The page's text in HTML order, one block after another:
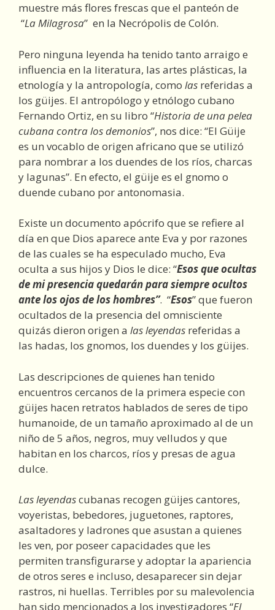
muestre más flores frescas que el panteón de
“La Milagrosa” en la Necrópolis de Colón.
Pero ninguna leyenda ha tenido tanto arraigo e
influencia en la literatura, las artes plásticas, la
etnología y la antropología, como las referidas a
los güijes. El antropólogo y etnólogo cubano
Fernando Ortiz, en su libro “Historia de una pelea
cubana contra los demonios”, nos dice: “El Güije
es un vocablo de origen africano que se utilizó
para nombrar a los duendes de los ríos, charcas
y lagunas”. En efecto, el güije es el gnomo o
duende cubano por antonomasia.
Existe un documento apócrifo que se refiere al
día en que Dios aparece ante Eva y por razones
de las cuales se ha especulado mucho, Eva
oculta a sus hijos y Dios le dice: “Esos que ocultas
de mi presencia quedarán para siempre ocultos
ante los ojos de los hombres”. “Esos” que fueron
ocultados de la presencia del omnisciente
quizás dieron origen a las leyendas referidas a
las hadas, los gnomos, los duendes y los güijes.
Las descripciones de quienes han tenido
encuentros cercanos de la primera especie con
güijes hacen retratos hablados de seres de tipo
humanoide, de un tamaño aproximado al de un
niño de 5 años, negros, muy velludos y que
habitan en los charcos, ríos y presas de agua
dulce.
Las leyendascubanas recogen güijes cantores,
voyeristas, bebedores, juguetones, raptores,
asaltadores y ladrones que asustan a quienes
les ven, por poseer capacidades que les
permiten transfigurarse y adoptar la apariencia
de otros seres e incluso, desaparecer sin dejar
rastros, ni huellas. Terribles por su malevolencia
han sido mencionados a los investigadores “El